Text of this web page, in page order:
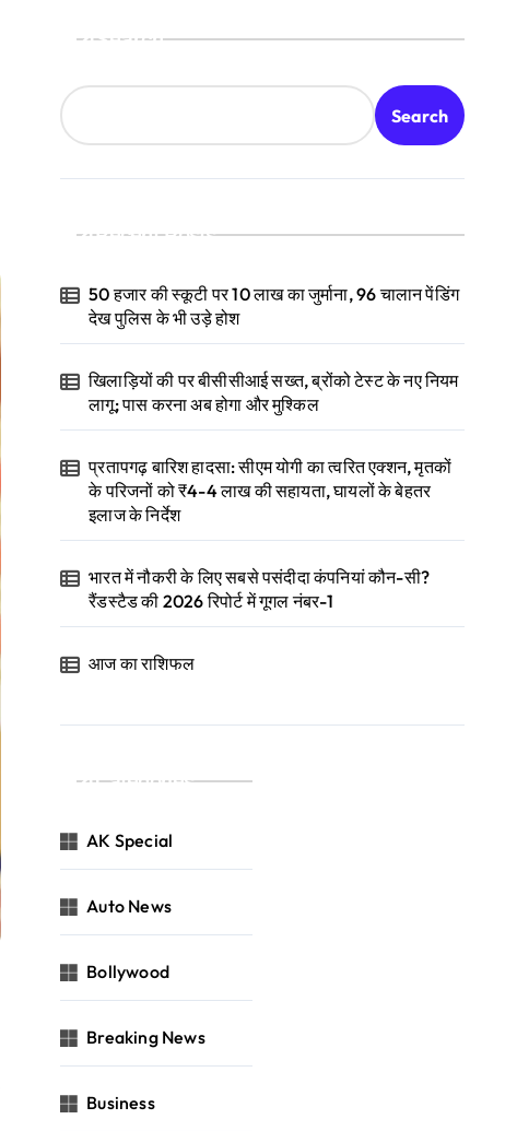
Search
Search
Recent Posts
50 हजार की स्कूटी पर 10 लाख का जुर्माना, 96 चालान पेंडिंग
देख पुलिस के भी उड़े होश
खिलाड़ियों की पर बीसीसीआई सख्त, ब्रोंको टेस्ट के नए नियम
लागू; पास करना अब होगा और मुश्किल
प्रतापगढ़ बारिश हादसा: सीएम योगी का त्वरित एक्शन, मृतकों
के परिजनों को ₹4-4 लाख की सहायता, घायलों के बेहतर
इलाज के निर्देश
भारत में नौकरी के लिए सबसे पसंदीदा कंपनियां कौन-सी?
रैंडस्टैड की 2026 रिपोर्ट में गूगल नंबर-1
आज का राशिफल
Categories
AK Special
Auto News
Bollywood
Breaking News
Business